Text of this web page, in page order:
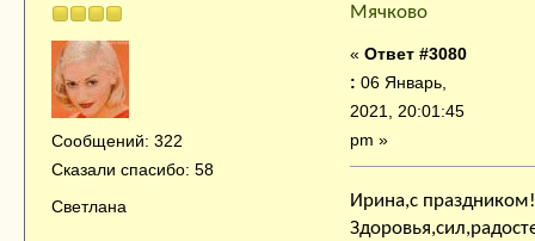
Сообщений: 322
Сказали спасибо: 58
Светлана
Мячково
« Ответ #3080
: 06 Январь,
2021, 20:01:45
pm »
Ирина,с праздником!